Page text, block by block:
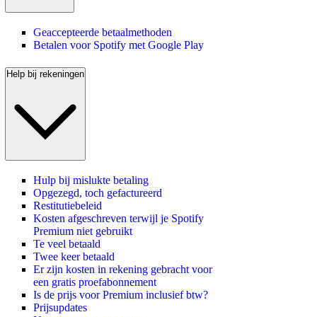
Geaccepteerde betaalmethoden
Betalen voor Spotify met Google Play
Help bij rekeningen
Hulp bij mislukte betaling
Opgezegd, toch gefactureerd
Restitutiebeleid
Kosten afgeschreven terwijl je Spotify
Premium niet gebruikt
Te veel betaald
Twee keer betaald
Er zijn kosten in rekening gebracht voor
een gratis proefabonnement
Is de prijs voor Premium inclusief btw?
Prijsupdates